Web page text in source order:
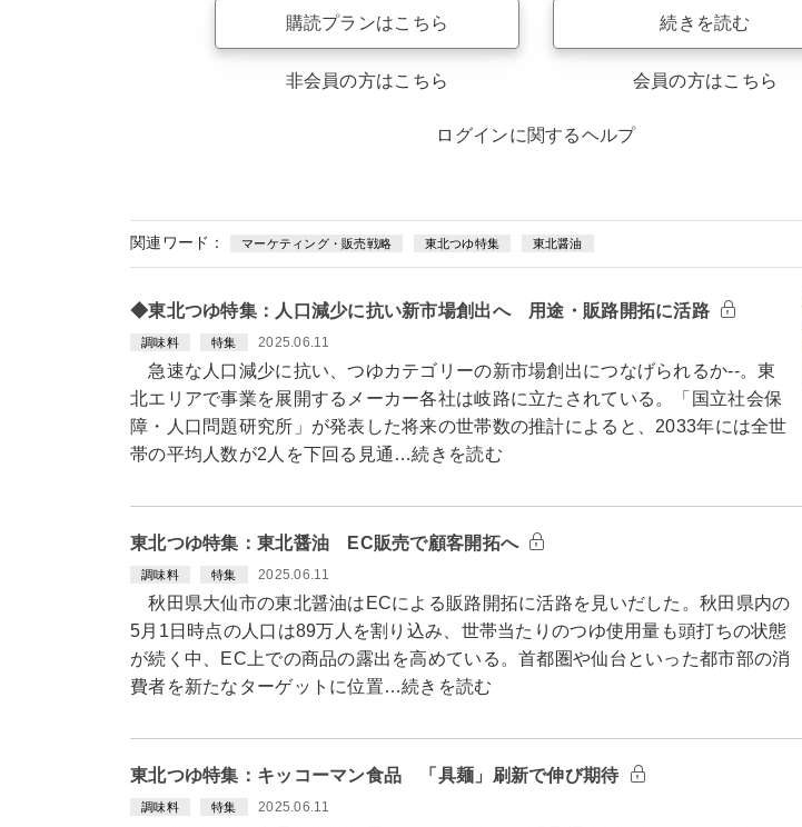
購読プランはこちら
非会員の方はこちら
続きを読む
会員の方はこちら
ログインに関するヘルプ
関連ワード： マーケティング・販売戦略 東北つゆ特集 東北醤油
◆東北つゆ特集：人口減少に抗い新市場創出へ 用途・販路開拓に活路
調味料 特集 2025.06.11
急速な人口減少に抗い、つゆカテゴリーの新市場創出につなげられるか--。東
北エリアで事業を展開するメーカー各社は岐路に立たされている。「国立社会保
障・人口問題研究所」が発表した将来の世帯数の推計によると、2033年には全世
帯の平均人数が2人を下回る見通…続きを読む
東北つゆ特集：東北醤油 EC販売で顧客開拓へ
調味料 特集 2025.06.11
秋田県大仙市の東北醤油はECによる販路開拓に活路を見いだした。秋田県内の
5月1日時点の人口は89万人を割り込み、世帯当たりのつゆ使用量も頭打ちの状態
が続く中、EC上での商品の露出を高めている。首都圏や仙台といった都市部の消
費者を新たなターゲットに位置…続きを読む
東北つゆ特集：キッコーマン食品 「具麺」刷新で伸び期待
調味料 特集 2025.06.11